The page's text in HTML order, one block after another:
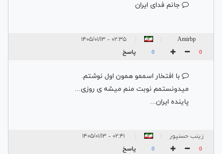
جانم فدای ایران
Amirbp ۰۲:۳۵ - ۱۴۰۵/۰۱/۱۳
0
0 پاسخ
با افتخار اسممو همون اول نوشتم.
میدونستمم نوبت منم میشه ی روزی...
پاینده ایران...
زینب حسنپور ۰۲:۴۱ - ۱۴۰۵/۰۱/۱۳
0
0 پاسخ